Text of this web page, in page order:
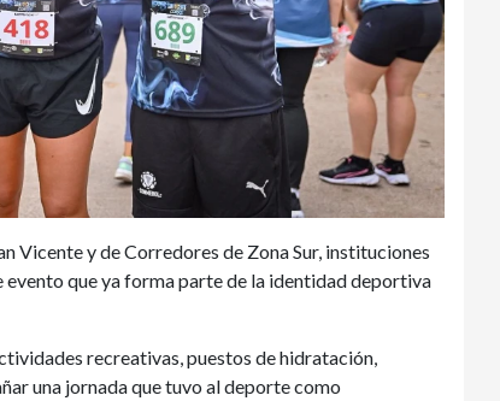
Vicente y de Corredores de Zona Sur, instituciones
que ya forma parte de la identidad deportiva
recreativas, puestos de hidratación,
una jornada que tuvo al deporte como